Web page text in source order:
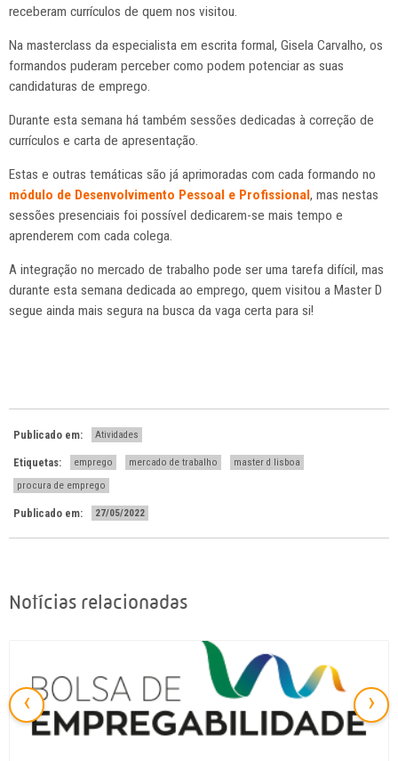
receberam currículos de quem nos visitou.
Na masterclass da especialista em escrita formal, Gisela Carvalho, os
formandos puderam perceber como podem potenciar as suas
candidaturas de emprego.
Durante esta semana há também sessões dedicadas à correção de
currículos e carta de apresentação.
Estas e outras temáticas são já aprimoradas com cada formando no
módulo de Desenvolvimento Pessoal e Profissional, mas nestas
sessões presenciais foi possível dedicarem-se mais tempo e
aprenderem com cada colega.
A integração no mercado de trabalho pode ser uma tarefa difícil, mas
durante esta semana dedicada ao emprego, quem visitou a Master D
segue ainda mais segura na busca da vaga certa para si!
Publicado em: Atividades
Etiquetas: emprego mercado de trabalho
master d lisboa
procura de emprego
Publicado em: 27/05/2022
Notícias relacionadas
‹ ›